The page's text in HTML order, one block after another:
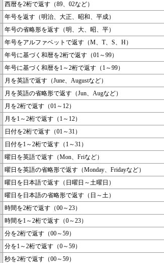
西暦を2桁で返す（89、02など）
年号を返す（明治、大正、昭和、平成）
年号の省略形を返す（明、大、昭、平）
年号をアルファベットで返す（M、T、S、H）
年号に基づく和暦を2桁で返す（01～99）
年号に基づく和暦を1～2桁で返す（1～99）
月を英語で返す（June、Augustなど）
月を英語の省略形で返す（Jun、Augなど）
月を2桁で返す（01～12）
月を1～2桁で返す（1～12）
日付を2桁で返す（01～31）
日付を1～2桁で返す（1～31）
曜日を英語で返す（Mon、Friなど）
曜日を英語の省略形で返す（Monday、Fridayなど）
曜日を日本語で返す（日曜日～土曜日）
曜日を日本語の省略形で返す（日～土）
時間を2桁で返す（00～23）
時間を1～2桁で返す（0～23）
分を2桁で返す（00～59）
分を1～2桁で返す（0～59）
秒を2桁で返す（00～59）